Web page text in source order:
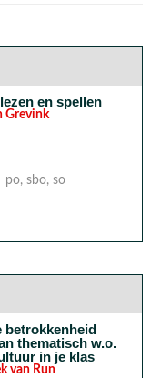
en spellen
Grevink
po, sbo, so
betrokkenheid
thematisch w.o.
in je klas
van Run